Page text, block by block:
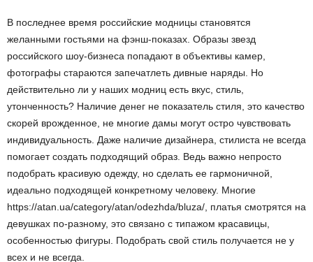
В последнее время российские модницы становятся
желанными гостьями на фэнш-показах. Образы звезд
российского шоу-бизнеса попадают в объективы камер,
фотографы стараются запечатлеть дивные наряды. Но
действительно ли у наших модниц есть вкус, стиль,
утонченность? Наличие денег не показатель стиля, это качество
скорей врожденное, не многие дамы могут остро чувствовать
индивидуальность. Даже наличие дизайнера, стилиста не всегда
помогает создать подходящий образ. Ведь важно непросто
подобрать красивую одежду, но сделать ее гармоничной,
идеально подходящей конкретному человеку. Многие
https://atan.ua/category/atan/odezhda/bluza/, платья смотрятся на
девушках по-разному, это связано с типажом красавицы,
особенностью фигуры. Подобрать свой стиль получается не у
всех и не всегда.